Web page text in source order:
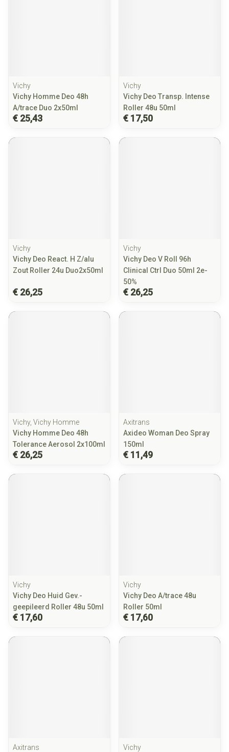
Vichy
Vichy Homme Deo 48h
A/trace Duo 2x50ml
€ 25,43
Vichy
Vichy Deo Transp. Intense
Roller 48u 50ml
€ 17,50
Vichy
Vichy Deo React. H Z/alu
Zout Roller 24u Duo2x50ml
€ 26,25
Vichy
Vichy Deo V Roll 96h
Clinical Ctrl Duo 50ml 2e-
50%
€ 26,25
Vichy, Vichy Homme
Vichy Homme Deo 48h
Tolerance Aerosol 2x100ml
€ 26,25
Axitrans
Axideo Woman Deo Spray
150ml
€ 11,49
Vichy
Vichy Deo Huid Gev.-
geepileerd Roller 48u 50ml
€ 17,60
Vichy
Vichy Deo A/trace 48u
Roller 50ml
€ 17,60
Axitrans
Vichy